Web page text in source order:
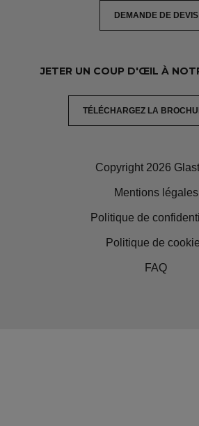
DEMANDE DE DEVIS
JETER UN COUP D'ŒIL À
TÉLÉCHARGEZ LA
Copyright 2026
Mentions légales
Politique de
Politique de
FAQ